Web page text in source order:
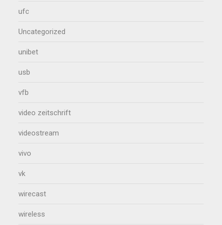
ufc
Uncategorized
unibet
usb
vfb
video zeitschrift
videostream
vivo
vk
wirecast
wireless